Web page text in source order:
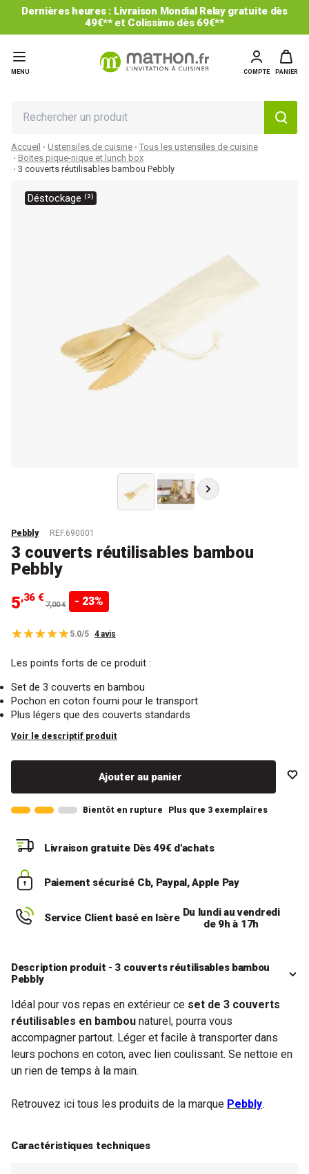
Dernières heures : Livraison Mondial Relay gratuite dès
49€** et Colissimo dès 69€**
MENU COMPTE PANIER
Accueil Ustensiles de cuisine
Tous les ustensiles de cuisine
Boites pique-nique et lunch box
3 couverts réutilisables bambou Pebbly
Déstockage ⁽²⁾
Pebbly REF.690001
3 couverts réutilisables bambou
Pebbly
5,36 €
7,00 € - 23%
5.0/5 4 avis
Les points forts de ce produit :
Set de 3 couverts en bambou
Pochon en coton fourni pour le transport
Plus légers que des couverts standards
Voir le descriptif produit
Ajouter au panier
Bientôt en rupture Plus que 3 exemplaires
Livraison gratuite Dès 49€ d'achats
Paiement sécurisé Cb, Paypal, Apple Pay
Service Client basé en Isère Du lundi au vendredi
de 9h à 17h
Description produit - 3 couverts réutilisables bambou
Pebbly
Idéal pour vos repas en extérieur ce set de 3 couverts
réutilisables en bambou naturel, pourra vous
accompagner partout. Léger et facile à transporter dans
leurs pochons en coton, avec lien coulissant. Se nettoie en
un rien de temps à la main.
Retrouvez ici tous les produits de la marque Pebbly.
Caractéristiques techniques